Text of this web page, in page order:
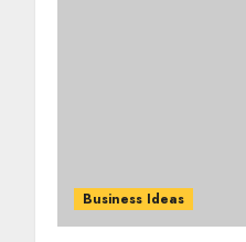
Business Ideas